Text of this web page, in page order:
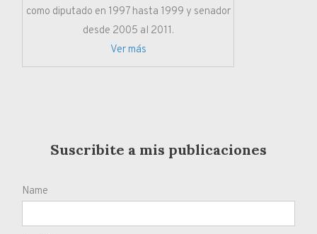
como diputado en 1997 hasta 1999 y senador
desde 2005 al 2011.
Ver más
Suscribite a mis publicaciones
Name